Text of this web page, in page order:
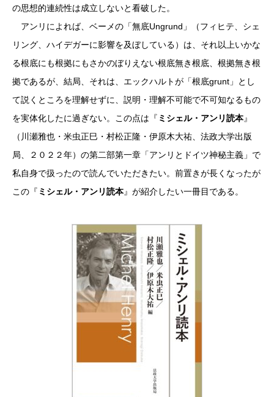
の思想的連続性は成立しないと看破した。
アンリによれば、ベーメの「無底Ungrund」（フィヒテ、シェ
リング、ハイデガーに影響を及ぼしている）は、それ以上いかな
る根底にも根拠にもさかのぼりえない根底無き根底、根拠無き根
拠であるが、結局、それは、エックハルトが「根底grunt」とし
て説くところを理解せずに、説明・理解不可能で不可知なるもの
を実体化したに過ぎない。この点は『 ミシェル・アンリ読本』
（川瀬雅也・米虫正巳・村松正隆・伊原木大祐、法政大学出版
局、２０２２年）の第二部第一章「アンリとドイツ神秘主義」で
私自身で扱ったので読んでいただきたい。前置きが長くなったが
この『 ミシェル・アンリ読本』が紹介したい一冊目である。